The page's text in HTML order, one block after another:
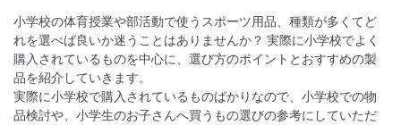
小学校の体育授業や部活動で使うスポーツ用品、種類が多くてど
れを選べば良いか迷うことはありませんか？ 実際に小学校でよく
購入されているものを中心に、選び方のポイントとおすすめの製
品を紹介していきます。
実際に小学校で購入されているものばかりなので、小学校での物
品検討や、小学生のお子さんへ買うもの選びの参考にしていただ